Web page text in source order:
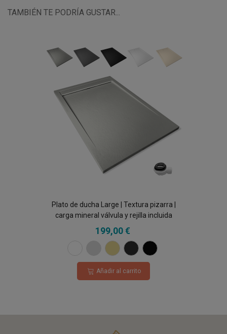
TAMBIÉN TE PODRÍA GUSTAR...
Plato de ducha Large | Textura pizarra |
carga mineral válvula y rejilla incluida
199,00 €
GRIS CREMAANTRACITA
NEGRO
Añadir al carrito